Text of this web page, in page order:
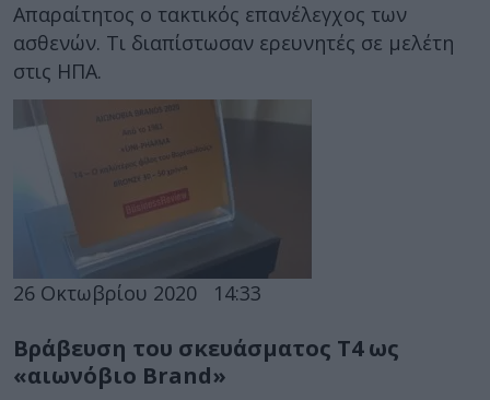
Απαραίτητος ο τακτικός επανέλεγχος των
ασθενών. Τι διαπίστωσαν ερευνητές σε μελέτη
στις ΗΠΑ.
26 Οκτωβρίου 2020 14:33
Βράβευση του σκευάσματος Τ4 ως
«αιωνόβιο Brand»